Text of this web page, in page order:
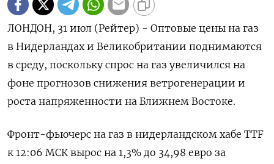
ЛОНДОН, 31 июл (Рейтер) - Оптовые цены на газ
в Нидерландах и Великобритании поднимаются
в среду, поскольку спрос на газ увеличился на
фоне прогнозов снижения ветрогенерации и
роста напряженности на Ближнем Востоке.
Фронт-фьючерс на газ в нидерландском хабе TTF
к 12:06 МСК вырос на 1,3% до 34,98 евро за